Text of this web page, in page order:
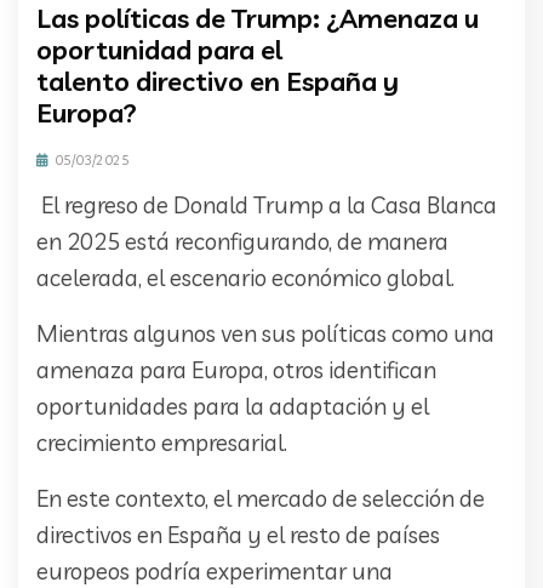
Las políticas de Trump: ¿Amenaza u
oportunidad para el
talento directivo en España y
Europa?
05/03/2025
El regreso de Donald Trump a la Casa Blanca
en 2025 está reconfigurando, de manera
acelerada, el escenario económico global.
Mientras algunos ven sus políticas como una
amenaza para Europa, otros identifican
oportunidades para la adaptación y el
crecimiento empresarial.
En este contexto, el mercado de selección de
directivos en España y el resto de países
europeos podría experimentar una